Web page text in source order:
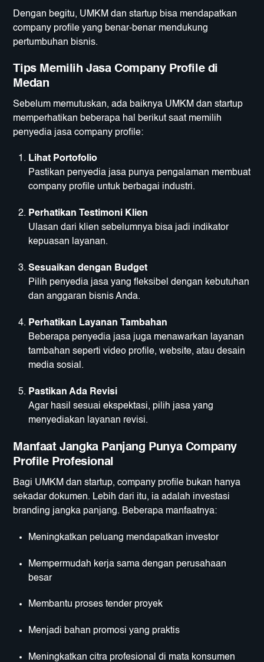
Dengan begitu, UMKM dan startup bisa mendapatkan
company profile yang benar-benar mendukung
pertumbuhan bisnis.
Tips Memilih Jasa Company Profile di
Medan
Sebelum memutuskan, ada baiknya UMKM dan startup
memperhatikan beberapa hal berikut saat memilih
penyedia jasa company profile:
Lihat Portofolio
Pastikan penyedia jasa punya pengalaman membuat
company profile untuk berbagai industri.
Perhatikan Testimoni Klien
Ulasan dari klien sebelumnya bisa jadi indikator
kepuasan layanan.
Sesuaikan dengan Budget
Pilih penyedia jasa yang fleksibel dengan kebutuhan
dan anggaran bisnis Anda.
Perhatikan Layanan Tambahan
Beberapa penyedia jasa juga menawarkan layanan
tambahan seperti video profile, website, atau desain
media sosial.
Pastikan Ada Revisi
Agar hasil sesuai ekspektasi, pilih jasa yang
menyediakan layanan revisi.
Manfaat Jangka Panjang Punya Company
Profile Profesional
Bagi UMKM dan startup, company profile bukan hanya
sekadar dokumen. Lebih dari itu, ia adalah investasi
branding jangka panjang. Beberapa manfaatnya:
Meningkatkan peluang mendapatkan investor
Mempermudah kerja sama dengan perusahaan
besar
Membantu proses tender proyek
Menjadi bahan promosi yang praktis
Meningkatkan citra profesional di mata konsumen